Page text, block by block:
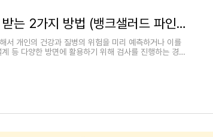
무료 유전자검사 받는 2가지 방법 (뱅크샐러드 파인애플 DTC 검사 비교 및 후기) | 트렌드이슈 TREND
서 개인의 건강과 질병의 위험을 미리 예측하거나 이를
등 다양한 방면에 활용하기 위해 검사를 진행하는 경우